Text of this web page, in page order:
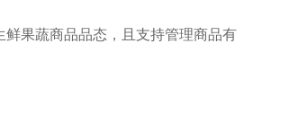
果蔬商品品态，且支持管理商品有